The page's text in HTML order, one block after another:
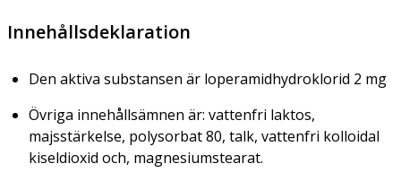
Innehållsdeklaration
Den aktiva substansen är loperamidhydroklorid 2 mg
Övriga innehållsämnen är: vattenfri laktos,
majsstärkelse, polysorbat 80, talk, vattenfri kolloidal
kiseldioxid och, magnesiumstearat.